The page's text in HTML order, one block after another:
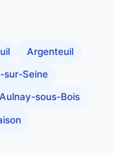
Argenteuil
sur-Seine
Aulnay-sous-Bois